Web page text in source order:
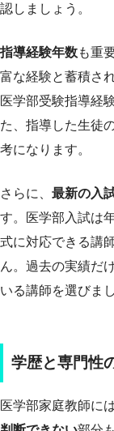
認しましょう。
指導経験年数も重
富な経験と蓄積さ
医学部受験指導経
た、指導した生徒
考になります。
さらに、 最新の入
す。医学部入試は
式に対応できる講
ん。過去の実績だ
いる講師を選びま
学歴と専門性
医学部家庭教師に